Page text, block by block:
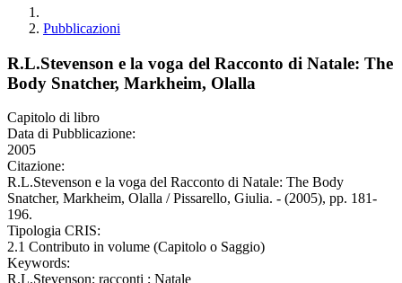
Pubblicazioni
R.L.Stevenson e la voga del Racconto di Natale: The
Body Snatcher, Markheim, Olalla
Capitolo di libro
Data di Pubblicazione:
2005
Citazione:
R.L.Stevenson e la voga del Racconto di Natale: The Body
Snatcher, Markheim, Olalla / Pissarello, Giulia. - (2005), pp. 181-
196.
Tipologia CRIS:
2.1 Contributo in volume (Capitolo o Saggio)
Keywords:
R.L.Stevenson; racconti ; Natale